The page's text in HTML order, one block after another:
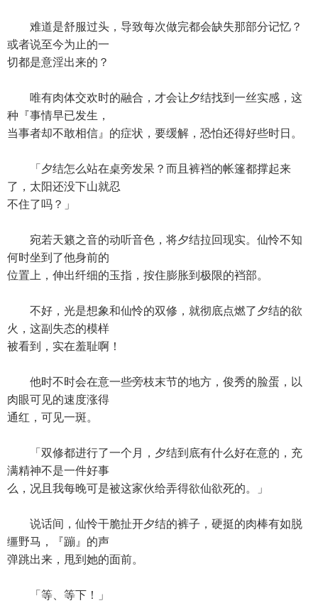
难道是舒服过头，导致每次做完都会缺失那部分记忆？
或者说至今为止的一
切都是意淫出来的？
唯有肉体交欢时的融合，才会让夕结找到一丝实感，这
种『事情早已发生，
当事者却不敢相信』的症状，要缓解，恐怕还得好些时日。
「夕结怎么站在桌旁发呆？而且裤裆的帐篷都撑起来
了，太阳还没下山就忍
不住了吗？」
宛若天籁之音的动听音色，将夕结拉回现实。仙怜不知
何时坐到了他身前的
位置上，伸出纤细的玉指，按住膨胀到极限的裆部。
不好，光是想象和仙怜的双修，就彻底点燃了夕结的欲
火，这副失态的模样
被看到，实在羞耻啊！
他时不时会在意一些旁枝末节的地方，俊秀的脸蛋，以
肉眼可见的速度涨得
通红，可见一斑。
「双修都进行了一个月，夕结到底有什么好在意的，充
满精神不是一件好事
么，况且我每晚可是被这家伙给弄得欲仙欲死的。」
说话间，仙怜干脆扯开夕结的裤子，硬挺的肉棒有如脱
缰野马，『蹦』的声
弹跳出来，甩到她的面前。
「等、等下！」